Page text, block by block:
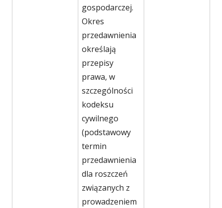
gospodarczej.
Okres
przedawnienia
określają
przepisy
prawa, w
szczególności
kodeksu
cywilnego
(podstawowy
termin
przedawnienia
dla roszczeń
związanych z
prowadzeniem